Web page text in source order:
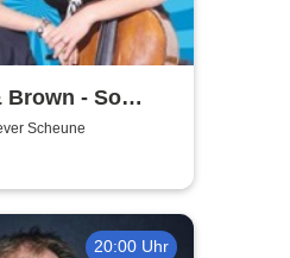
Brown - So
Scheune
20:00 Uhr